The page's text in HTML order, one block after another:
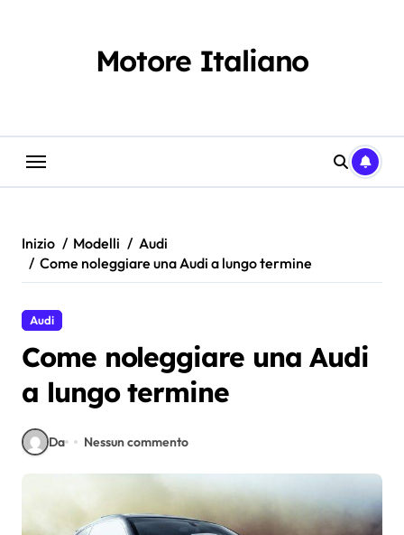
Motore Italiano
Inizio Modelli
Audi
Come noleggiare una Audi a lungo termine
Audi
Come noleggiare una Audi
a lungo termine
Da Nessun commento